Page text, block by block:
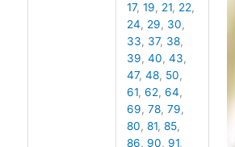
17,19, 21, 22,
24, 29, 30,
33, 37, 38,
39,40,43,
47,48, 50,
61,62,64,
69,78,79,
80,81,85,
86, 90, 91,